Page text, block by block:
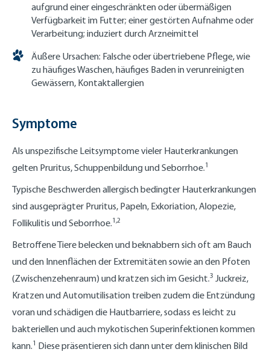
aufgrund einer eingeschränkten oder übermäßigen
Verfügbarkeit im Futter; einer gestörten Aufnahme oder
Verarbeitung; induziert durch Arzneimittel
Äußere Ursachen: Falsche oder übertriebene Pflege, wie
zu häufiges Waschen, häufiges Baden in verunreinigten
Gewässern, Kontaktallergien
Symptome
Als unspezifische Leitsymptome vieler Hauterkrankungen
gelten Pruritus, Schuppenbildung und Seborrhoe.1
Typische Beschwerden allergisch bedingter Hauterkrankungen
sind ausgeprägter Pruritus, Papeln, Exkoriation, Alopezie,
Follikulitis und Seborrhoe.1,2
Betroffene Tiere belecken und beknabbern sich oft am Bauch
und den Innenflächen der Extremitäten sowie an den Pfoten
(Zwischenzehenraum) und kratzen sich im Gesicht.3 Juckreiz,
Kratzen und Automutilisation treiben zudem die Entzündung
voran und schädigen die Hautbarriere, sodass es leicht zu
bakteriellen und auch mykotischen Superinfektionen kommen
kann.1 Diese präsentieren sich dann unter dem klinischen Bild